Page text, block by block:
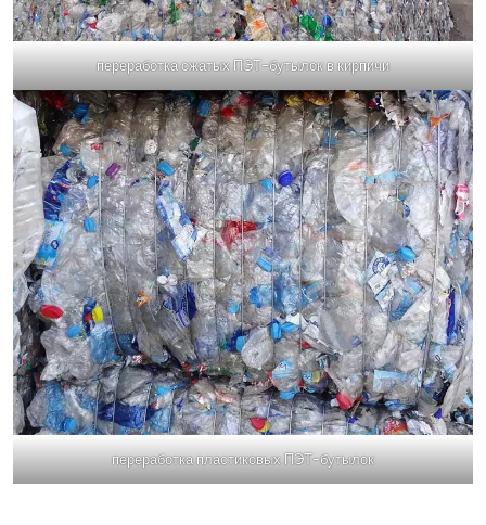
переработка сжатых ПЭТ-бутылок в кирпичи
переработка пластиковых ПЭТ-бутылок